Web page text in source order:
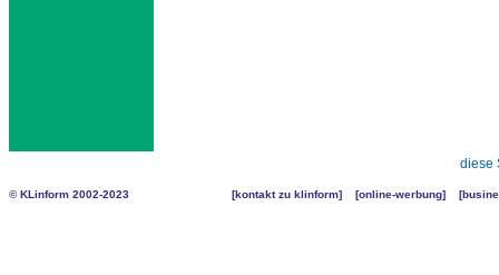
diese
© KLinform 2002-2023 [kontakt zu klinform] [online-werbung] [